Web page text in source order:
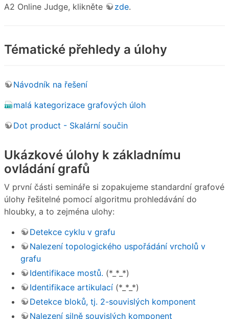
A2 Online Judge, klikněte
zde.
Tématické přehledy a úlohy
Návodník na řešení
malá kategorizace grafových úloh
Dot product - Skalární součin
Ukázkové úlohy k základnímu
ovládání grafů
V první části semináře si zopakujeme standardní grafové
úlohy řešitelné pomocí algoritmu prohledávání do
hloubky, a to zejména ulohy:
Detekce cyklu v grafu
Nalezení topologického uspořádání vrcholů v
grafu
Identifikace mostů. (*_*_*)
Identifikace artikulací (*_*_*)
Detekce bloků, tj. 2-souvislých komponent
Nalezení silně souvislých komponent